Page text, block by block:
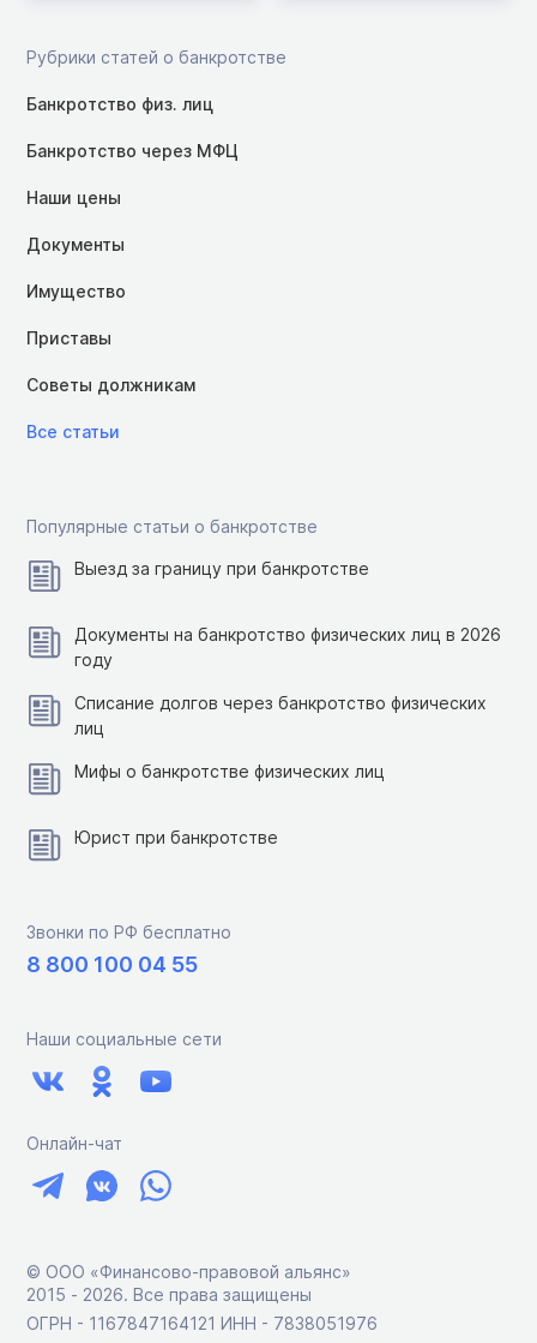
Рубрики статей о банкротстве
Банкротство физ. лиц
Банкротство через МФЦ
Наши цены
Документы
Имущество
Приставы
Советы должникам
Все статьи
Популярные статьи о банкротстве
Выезд за границу при банкротстве
Документы на банкротство физических лиц в 2026
году
Списание долгов через банкротство физических
лиц
Мифы о банкротстве физических лиц
Юрист при банкротстве
Звонки по РФ бесплатно
8 800 100 04 55
Наши социальные сети
Онлайн-чат
© ООО «Финансово-правовой альянс»
2015 ‑ 2026. Все права защищены
ОГРН - 1167847164121 ИНН - 7838051976